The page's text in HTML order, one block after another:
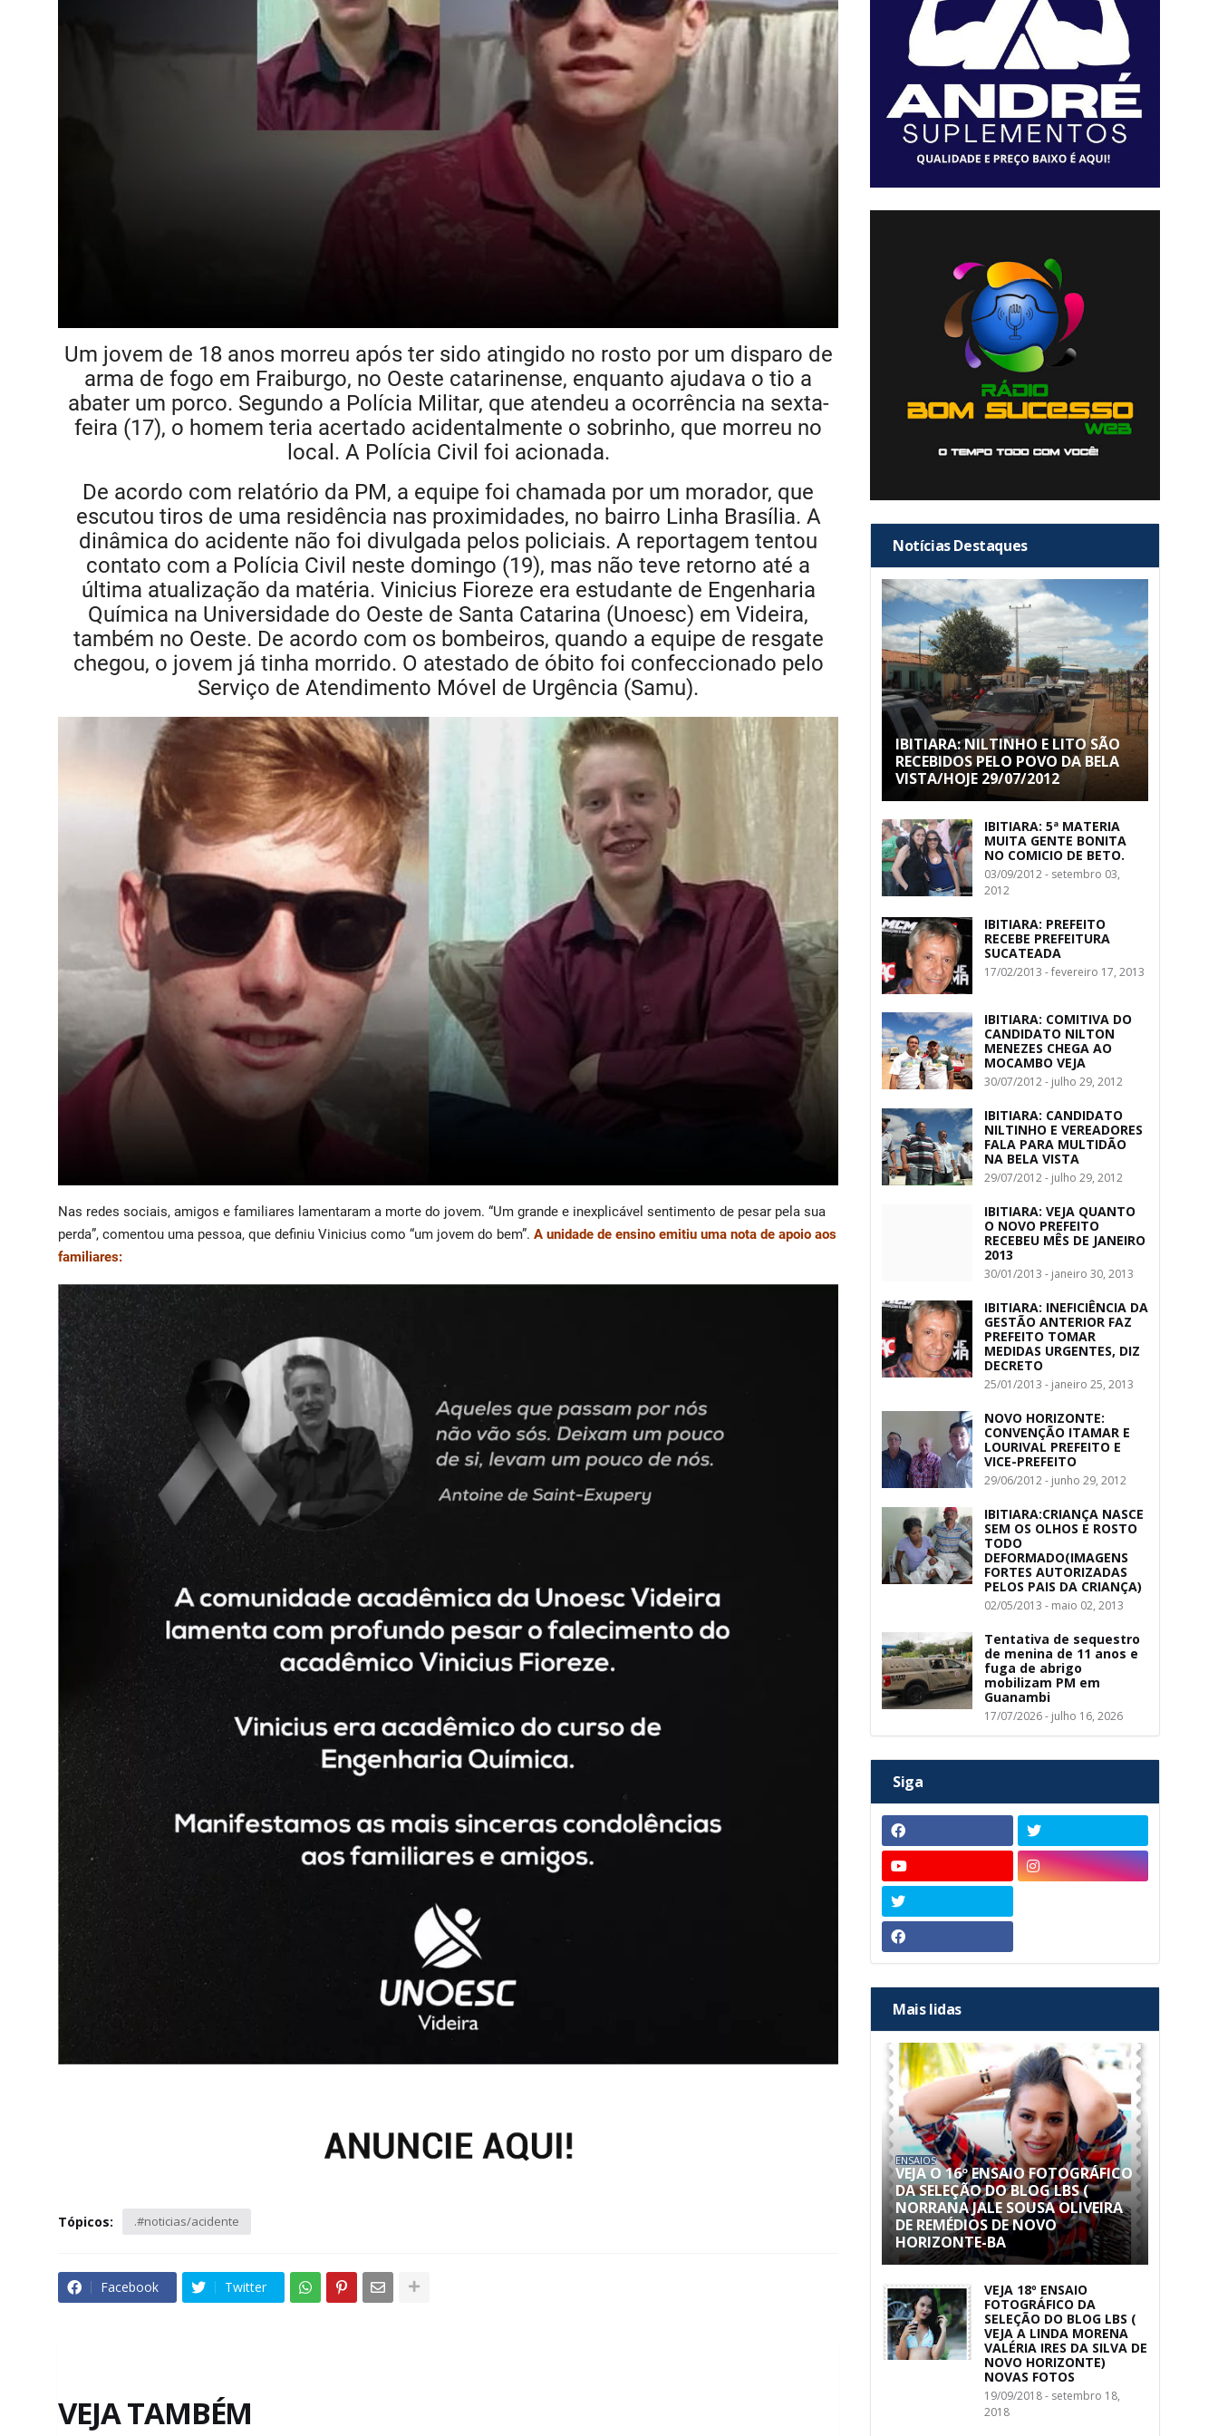
Um jovem de 18 anos morreu após ter sido atingido no rosto por um disparo de
arma de fogo em Fraiburgo, no Oeste catarinense, enquanto ajudava o tio a
abater um porco. Segundo a Polícia Militar, que atendeu a ocorrência na sexta-
feira (17), o homem teria acertado acidentalmente o sobrinho, que morreu no
local. A Polícia Civil foi acionada.
De acordo com relatório da PM, a equipe foi chamada por um morador, que
escutou tiros de uma residência nas proximidades, no bairro Linha Brasília. A
dinâmica do acidente não foi divulgada pelos policiais. A reportagem tentou
contato com a Polícia Civil neste domingo (19), mas não teve retorno até a
última atualização da matéria. Vinicius Fioreze era estudante de Engenharia
Química na Universidade do Oeste de Santa Catarina (Unoesc) em Videira,
também no Oeste. De acordo com os bombeiros, quando a equipe de resgate
chegou, o jovem já tinha morrido. O atestado de óbito foi confeccionado pelo
Serviço de Atendimento Móvel de Urgência (Samu).
Nas redes sociais, amigos e familiares lamentaram a morte do jovem. “Um grande e inexplicável sentimento de pesar pela sua
perda”, comentou uma pessoa, que definiu Vinicius como “um jovem do bem”. A unidade de ensino emitiu uma nota de apoio aos
familiares:
Tópicos: .#noticias/acidente
Facebook Twitter
VEJA TAMBÉM
Notícias Destaques
IBITIARA: NILTINHO E LITO SÃO
RECEBIDOS PELO POVO DA BELA
VISTA/HOJE 29/07/2012
IBITIARA: 5ª MATERIA
MUITA GENTE BONITA
NO COMICIO DE BETO.
03/09/2012 - setembro 03,
2012
IBITIARA: PREFEITO
RECEBE PREFEITURA
SUCATEADA
17/02/2013 - fevereiro 17, 2013
IBITIARA: COMITIVA DO
CANDIDATO NILTON
MENEZES CHEGA AO
MOCAMBO VEJA
30/07/2012 - julho 29, 2012
IBITIARA: CANDIDATO
NILTINHO E VEREADORES
FALA PARA MULTIDÃO
NA BELA VISTA
29/07/2012 - julho 29, 2012
IBITIARA: VEJA QUANTO
O NOVO PREFEITO
RECEBEU MÊS DE JANEIRO
2013
30/01/2013 - janeiro 30, 2013
IBITIARA: INEFICIÊNCIA DA
GESTÃO ANTERIOR FAZ
PREFEITO TOMAR
MEDIDAS URGENTES, DIZ
DECRETO
25/01/2013 - janeiro 25, 2013
NOVO HORIZONTE:
CONVENÇÃO ITAMAR E
LOURIVAL PREFEITO E
VICE-PREFEITO
29/06/2012 - junho 29, 2012
IBITIARA:CRIANÇA NASCE
SEM OS OLHOS E ROSTO
TODO
DEFORMADO(IMAGENS
FORTES AUTORIZADAS
PELOS PAIS DA CRIANÇA)
02/05/2013 - maio 02, 2013
Tentativa de sequestro
de menina de 11 anos e
fuga de abrigo
mobilizam PM em
Guanambi
17/07/2026 - julho 16, 2026
Siga
Mais lidas
ENSAIOS
VEJA O 16º ENSAIO FOTOGRÁFICO
DA SELEÇÃO DO BLOG LBS (
NORRANA JALE SOUSA OLIVEIRA
DE REMÉDIOS DE NOVO
HORIZONTE-BA
VEJA 18º ENSAIO
FOTOGRÁFICO DA
SELEÇÃO DO BLOG LBS (
VEJA A LINDA MORENA
VALÉRIA IRES DA SILVA DE
NOVO HORIZONTE)
NOVAS FOTOS
19/09/2018 - setembro 18,
2018